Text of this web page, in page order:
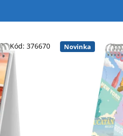
Kód: 376670 Novinka